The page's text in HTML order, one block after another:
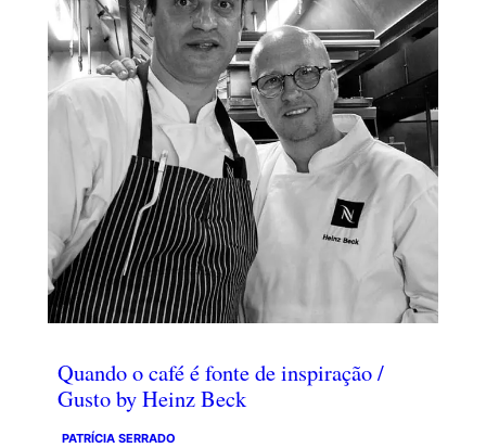
Quando o café é fonte de inspiração /
Gusto by Heinz Beck
PATRÍCIA SERRADO